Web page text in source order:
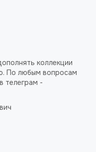
коллекции
По любым вопросам
телеграм -